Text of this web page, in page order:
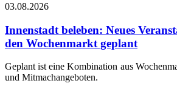
03.08.2026
Innenstadt beleben: Neues
den Wochenmarkt geplant
Geplant ist eine Kombination aus
und Mitmachangeboten.